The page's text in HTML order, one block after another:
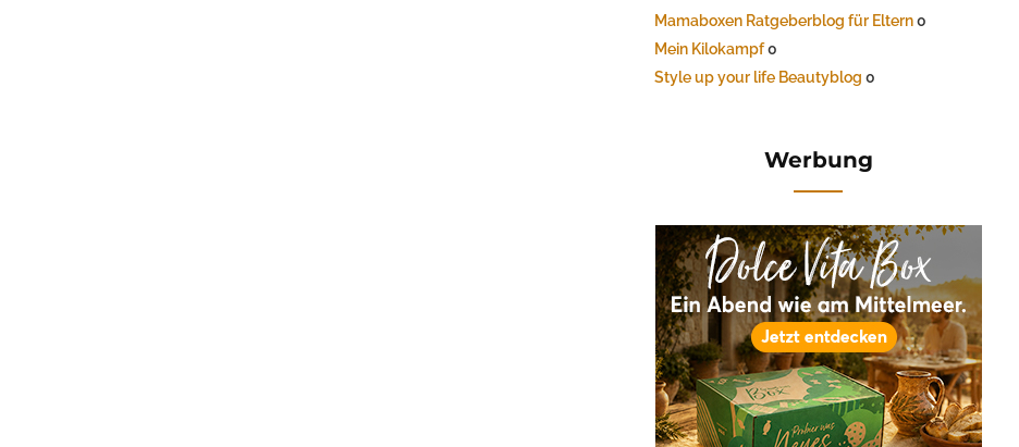
Mamaboxen Ratgeberblog für Eltern0
Mein Kilokampf0
Style up your life Beautyblog 0
Werbung